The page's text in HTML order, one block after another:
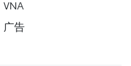
VNA
广告